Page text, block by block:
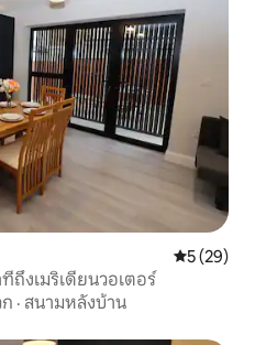
คะแนนเฉลี่
5 (29)
ถึงเมริเดียนวอเตอร์
· สนามหลังบ้าน